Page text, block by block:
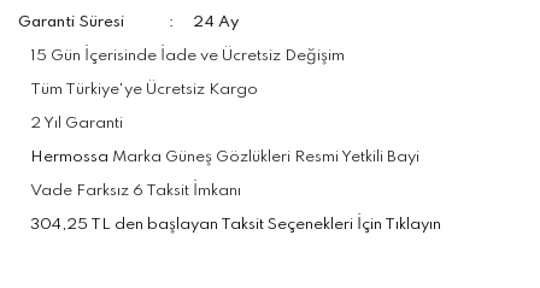
Garanti Süresi 24 Ay
15 Gün İçerisinde İade ve Ücretsiz Değişim
Tüm Türkiye'ye Ücretsiz Kargo
2 Yıl Garanti
Hermossa Marka Güneş Gözlükleri Resmi Yetkili Bayi
Vade Farksız 6 Taksit İmkanı
304,25 TL den başlayan Taksit Seçenekleri İçin Tıklayın